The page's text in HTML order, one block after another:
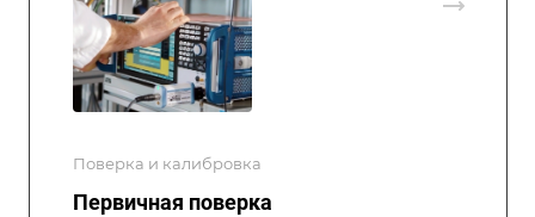
Поверка и калибровка
Первичная поверка